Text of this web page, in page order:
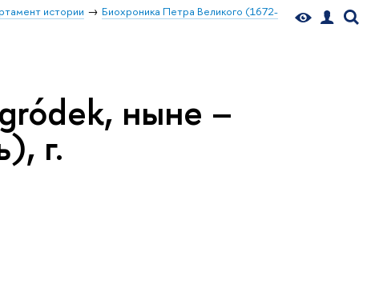
истории
Биохроника Петра Великого (1672-
ныне –
г.